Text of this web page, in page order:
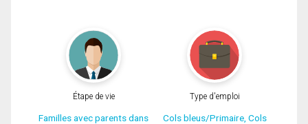
Étape de vie
Familles avec parents dans
Type d'emploi
Cols bleus/Primaire, Cols